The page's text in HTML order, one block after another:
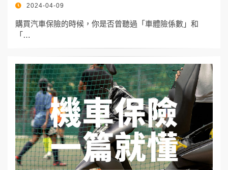
POSTED
2024-04-09
購買汽車保險的時候，你是否曾聽過「車體險係數」和
「…